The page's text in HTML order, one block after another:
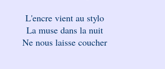
L'encre vient au stylo
La muse dans la nuit
Ne nous laisse coucher